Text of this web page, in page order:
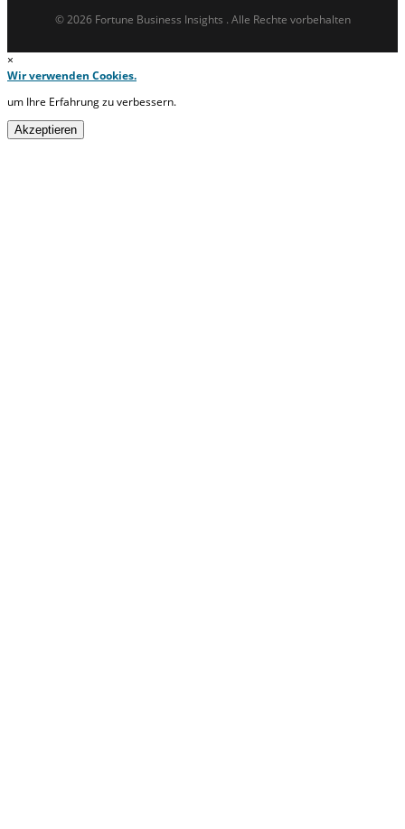
© 2026 Fortune Business Insights . Alle Rechte vorbehalten
×
Wir verwenden Cookies.
um Ihre Erfahrung zu verbessern.
Akzeptieren